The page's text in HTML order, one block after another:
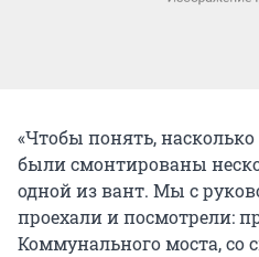
«Чтобы понять,
были смонтированы
одной из вант. Мы с
проехали и посмотрели:
Коммунального моста, со